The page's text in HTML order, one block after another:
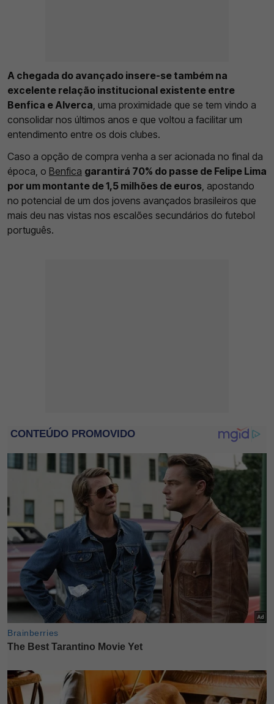
A chegada do avançado insere-se também na
excelente relação institucional existente entre
Benfica e Alverca, uma proximidade que se tem vindo a
consolidar nos últimos anos e que voltou a facilitar um
entendimento entre os dois clubes.
Caso a opção de compra venha a ser acionada no final da
época, o Benfica garantirá 70% do passe de Felipe Lima
por um montante de 1,5 milhões de euros, apostando
no potencial de um dos jovens avançados brasileiros que
mais deu nas vistas nos escalões secundários do futebol
português.